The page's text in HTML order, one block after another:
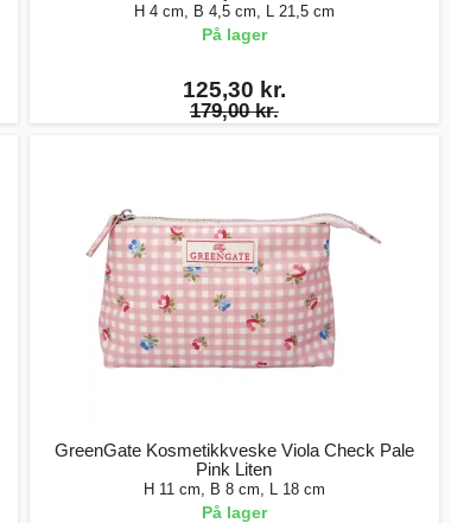
H 4 cm, B 4,5 cm, L 21,5 cm
På lager
125,30 kr.
179,00 kr.
GreenGate Kosmetikkveske Viola Check Pale
Pink Liten
H 11 cm, B 8 cm, L 18 cm
På lager